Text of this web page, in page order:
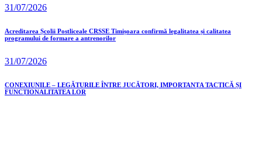
31/07/2026
Acreditarea Școlii Postliceale CRSSE Timișoara confirmă legalitatea și calitatea
programului de formare a antrenorilor
31/07/2026
CONEXIUNILE – LEGĂTURILE ÎNTRE JUCĂTORI, IMPORTANȚA TACTICĂ ȘI
FUNCȚIONALITATEA LOR